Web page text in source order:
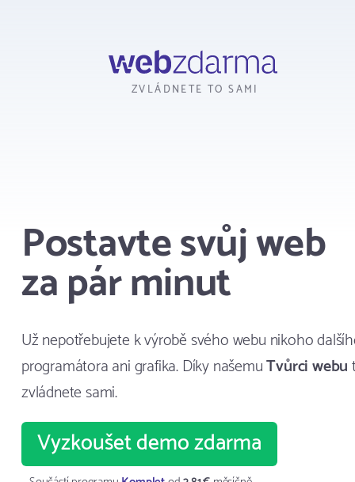
ZVLÁDNETE TO SAMI
Postavte svůj web
za pár minut
Už nepotřebujete k výrobě svého webu nikoho
programátora ani grafika. Díky našemuTvůrci webu
zvládnete sami.
Vyzkoušet demo zdarma